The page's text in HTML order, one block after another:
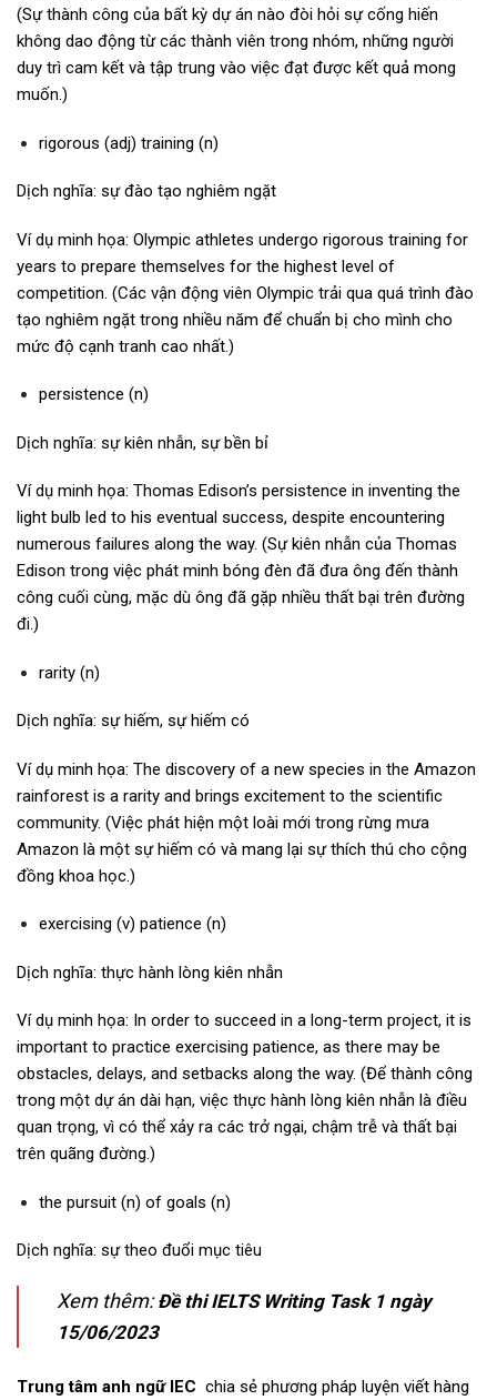
(Sự thành công của bất kỳ dự án nào đòi hỏi sự cống hiến
không dao động từ các thành viên trong nhóm, những người
duy trì cam kết và tập trung vào việc đạt được kết quả mong
muốn.)
rigorous (adj) training (n)
Dịch nghĩa: sự đào tạo nghiêm ngặt
Ví dụ minh họa: Olympic athletes undergo rigorous training for
years to prepare themselves for the highest level of
competition. (Các vận động viên Olympic trải qua quá trình đào
tạo nghiêm ngặt trong nhiều năm để chuẩn bị cho mình cho
mức độ cạnh tranh cao nhất.)
persistence (n)
Dịch nghĩa: sự kiên nhẫn, sự bền bỉ
Ví dụ minh họa: Thomas Edison’s persistence in inventing the
light bulb led to his eventual success, despite encountering
numerous failures along the way. (Sự kiên nhẫn của Thomas
Edison trong việc phát minh bóng đèn đã đưa ông đến thành
công cuối cùng, mặc dù ông đã gặp nhiều thất bại trên đường
đi.)
rarity (n)
Dịch nghĩa: sự hiếm, sự hiếm có
Ví dụ minh họa: The discovery of a new species in the Amazon
rainforest is a rarity and brings excitement to the scientific
community. (Việc phát hiện một loài mới trong rừng mưa
Amazon là một sự hiếm có và mang lại sự thích thú cho cộng
đồng khoa học.)
exercising (v) patience (n)
Dịch nghĩa: thực hành lòng kiên nhẫn
Ví dụ minh họa: In order to succeed in a long-term project, it is
important to practice exercising patience, as there may be
obstacles, delays, and setbacks along the way. (Để thành công
trong một dự án dài hạn, việc thực hành lòng kiên nhẫn là điều
quan trọng, vì có thể xảy ra các trở ngại, chậm trễ và thất bại
trên quãng đường.)
the pursuit (n) of goals (n)
Dịch nghĩa: sự theo đuổi mục tiêu
Xem thêm:Đề thi IELTS Writing Task 1 ngày
15/06/2023
Trung tâm anh ngữ IEC chia sẻ phương pháp luyện viết hàng